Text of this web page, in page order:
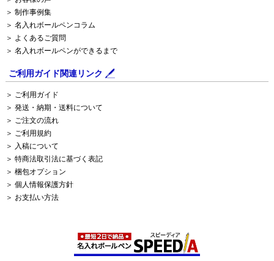
＞ 制作事例集
＞ 名入れボールペンコラム
＞ よくあるご質問
＞ 名入れボールペンができるまで
ご利用ガイド関連リンク
＞ ご利用ガイド
＞ 発送・納期・送料について
＞ ご注文の流れ
＞ ご利用規約
＞ 入稿について
＞ 特商法取引法に基づく表記
＞ 梱包オプション
＞ 個人情報保護方針
＞ お支払い方法